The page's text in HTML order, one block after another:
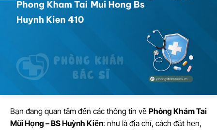
Bạn đang quan tâm đến các thông tin về Phòng Khám Tai
Mũi Họng – BS Huỳnh Kiến: như là địa chỉ, cách đặt hẹn,